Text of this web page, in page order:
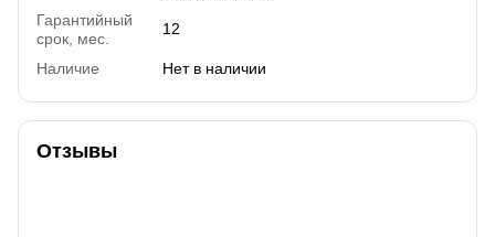
Гарантийный
срок, мес.
12
Наличие Нет в наличии
Отзывы